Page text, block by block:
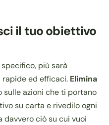
il tuo obiettivo
più sarà
ed efficaci. Elimina
sulle azioni che ti portano
su carta e rivedilo ogni
ciò su cui vuoi